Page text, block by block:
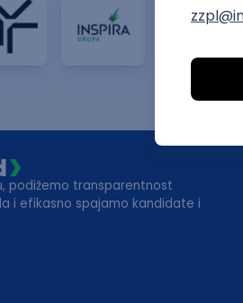
podižemo transparentnost
i efikasno spajamo kandidate i